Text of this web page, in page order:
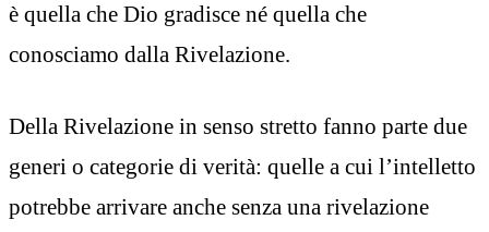
è quella che Dio gradisce né quella che
conosciamo dalla Rivelazione.
Della Rivelazione in senso stretto fanno parte due
generi o categorie di verità: quelle a cui l’intelletto
potrebbe arrivare anche senza una rivelazione